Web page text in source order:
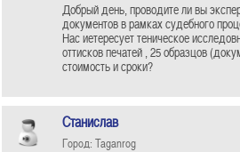
Добрый день, проводите ли вы
документов в рамках судебного
Нас иетересует теническое
оттисков печатей , 25 образцов
стоимость и сроки?
Станислав
Город: Taganrog